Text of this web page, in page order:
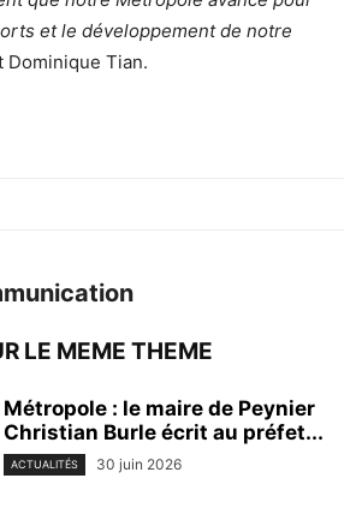
et le développement de notre
Dominique Tian.
LE MEME THEME
Métropole : le maire de Peynier
Christian Burle écrit au préfet...
ACTUALITÉS 30 juin 2026